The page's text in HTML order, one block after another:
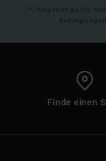
(*) Angebot gültig
Finde einen